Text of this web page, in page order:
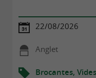
22/08/2026
Anglet
Brocantes,